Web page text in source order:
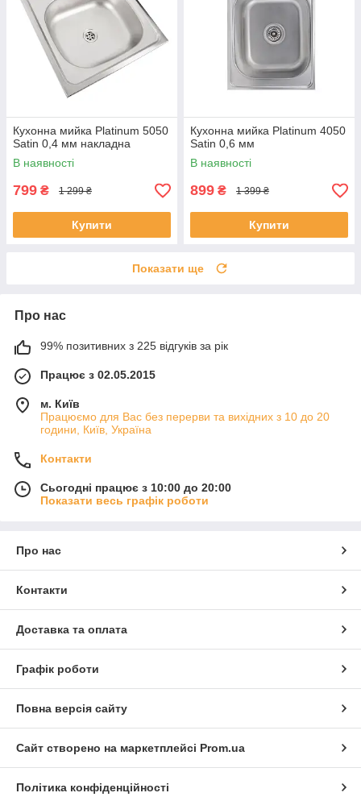
Кухонна мийка Platinum 5050
Satin 0,4 мм накладна
В наявності
799 ₴ 1 299 ₴
Купити
Кухонна мийка Platinum 4050
Satin 0,6 мм
В наявності
899 ₴ 1 399 ₴
Купити
Показати ще
Про нас
99% позитивних з 225 відгуків за рік
Працює з 02.05.2015
м. Київ
Працюємо для Вас без перерви та вихідних з 10 до 20
години, Київ, Україна
Контакти
Сьогодні працює з 10:00 до 20:00
Показати весь графік роботи
Про нас
Контакти
Доставка та оплата
Графік роботи
Повна версія сайту
Сайт створено на маркетплейсі Prom.ua
Політика конфіденційності